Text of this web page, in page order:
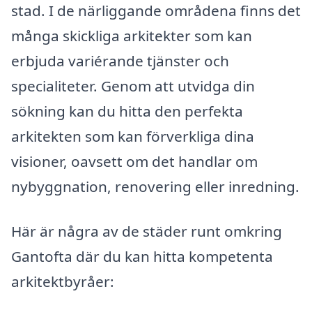
stad. I de närliggande områdena finns det
många skickliga arkitekter som kan
erbjuda variérande tjänster och
specialiteter. Genom att utvidga din
sökning kan du hitta den perfekta
arkitekten som kan förverkliga dina
visioner, oavsett om det handlar om
nybyggnation, renovering eller inredning.
Här är några av de städer runt omkring
Gantofta där du kan hitta kompetenta
arkitektbyråer: